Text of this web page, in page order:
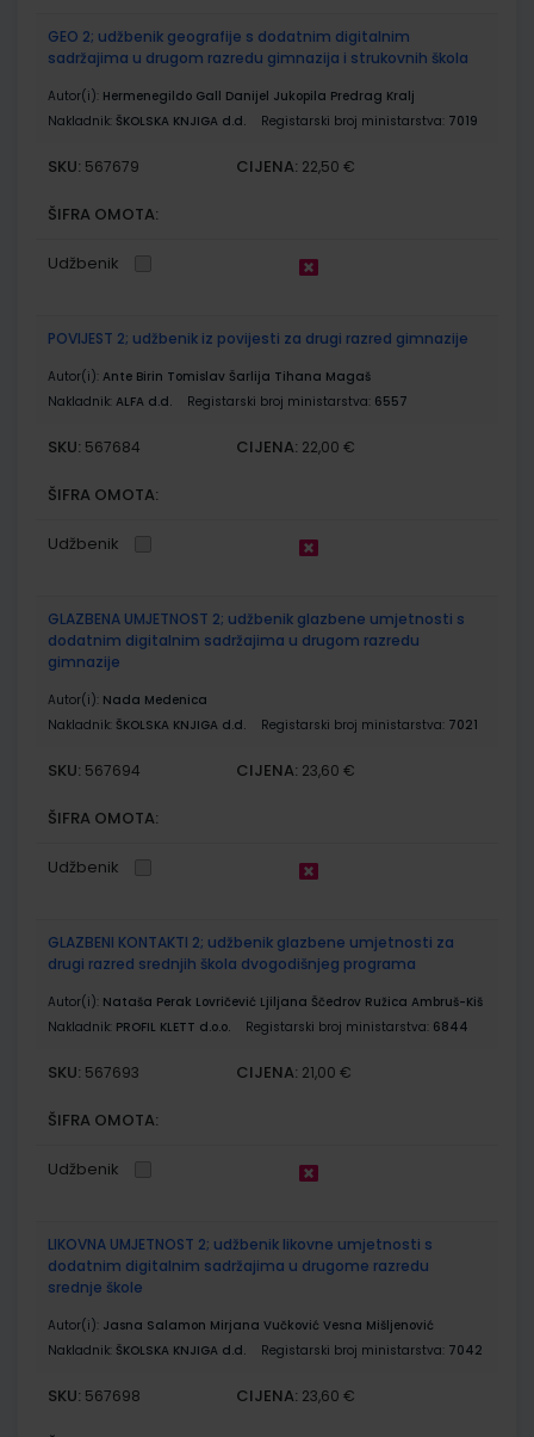
GEO 2; udžbenik geografije s dodatnim digitalnim
sadržajima u drugom razredu gimnazija i strukovnih škola
Autor(i): Hermenegildo Gall Danijel Jukopila Predrag Kralj
Nakladnik: ŠKOLSKA KNJIGA d.d. Registarski broj ministarstva: 7019
SKU: 567679 CIJENA: 22,50 €
ŠIFRA OMOTA:
Udžbenik
POVIJEST 2; udžbenik iz povijesti za drugi razred gimnazije
Autor(i): Ante Birin Tomislav Šarlija Tihana Magaš
Nakladnik: ALFA d.d. Registarski broj ministarstva: 6557
SKU: 567684 CIJENA: 22,00 €
ŠIFRA OMOTA:
Udžbenik
GLAZBENA UMJETNOST 2; udžbenik glazbene umjetnosti s
dodatnim digitalnim sadržajima u drugom razredu
gimnazije
Autor(i): Nada Medenica
Nakladnik: ŠKOLSKA KNJIGA d.d. Registarski broj ministarstva: 7021
SKU: 567694 CIJENA: 23,60 €
ŠIFRA OMOTA:
Udžbenik
GLAZBENI KONTAKTI 2; udžbenik glazbene umjetnosti za
drugi razred srednjih škola dvogodišnjeg programa
Autor(i): Nataša Perak Lovričević Ljiljana Ščedrov Ružica Ambruš-Kiš
Nakladnik: PROFIL KLETT d.o.o. Registarski broj ministarstva: 6844
SKU: 567693 CIJENA: 21,00 €
ŠIFRA OMOTA:
Udžbenik
LIKOVNA UMJETNOST 2; udžbenik likovne umjetnosti s
dodatnim digitalnim sadržajima u drugome razredu
srednje škole
Autor(i): Jasna Salamon Mirjana Vučković Vesna Mišljenović
Nakladnik: ŠKOLSKA KNJIGA d.d. Registarski broj ministarstva: 7042
SKU: 567698 CIJENA: 23,60 €